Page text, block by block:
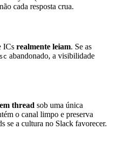
cada resposta crua.
ICs realmente leiam. Se as
abandonado, a visibilidade
thread sob uma única
o canal limpo e preserva
se a cultura no Slack favorecer.